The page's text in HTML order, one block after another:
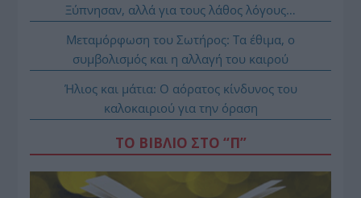
Ξύπνησαν, αλλά για τους λάθος λόγους…
Μεταμόρφωση του Σωτήρος: Τα έθιμα, ο
συμβολισμός και η αλλαγή του καιρού
Ήλιος και μάτια: Ο αόρατος κίνδυνος του
καλοκαιριού για την όραση
ΤΟ ΒΙΒΛΙΟ ΣΤΟ “Π”